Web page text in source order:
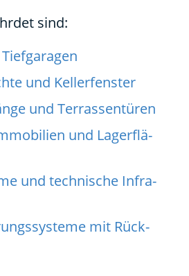
sind:
und Kel­ler­fens­ter
und Ter­ras­sen­tü­ren
und Lager­flä­
und tech­ni­sche Infra­
mit Rück­